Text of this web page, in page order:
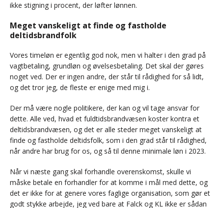
ikke stigning i procent, der løfter lønnen.
Meget vanskeligt at finde og fastholde
deltidsbrandfolk
Vores timeløn er egentlig god nok, men vi halter i den grad på
vagtbetaling, grundløn og øvelsesbetaling. Det skal der gøres
noget ved. Der er ingen andre, der står til rådighed for så lidt,
og det tror jeg, de fleste er enige med mig i.
Der må være nogle politikere, der kan og vil tage ansvar for
dette. Alle ved, hvad et fuldtidsbrandvæsen koster kontra et
deltidsbrandvæsen, og det er alle steder meget vanskeligt at
finde og fastholde deltidsfolk, som i den grad står til rådighed,
når andre har brug for os, og så til denne minimale løn i 2023.
Når vi næste gang skal forhandle overenskomst, skulle vi
måske betale en forhandler for at komme i mål med dette, og
det er ikke for at genere vores faglige organisation, som gør et
godt stykke arbejde, jeg ved bare at Falck og KL ikke er sådan